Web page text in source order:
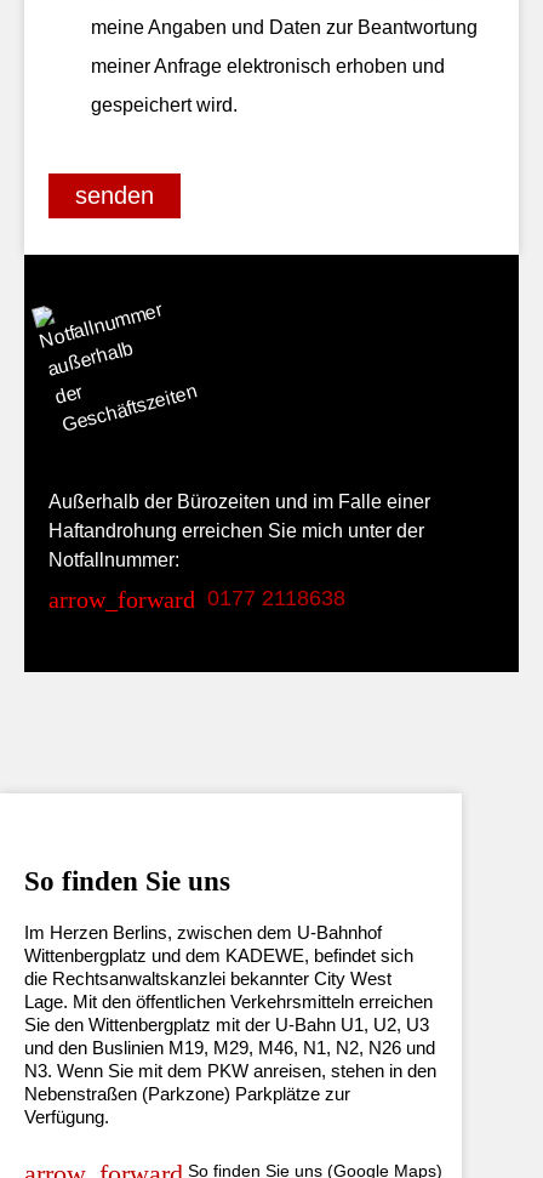
meine Angaben und Daten zur Beantwortung
meiner Anfrage elektronisch erhoben und
gespeichert wird.
senden
Außerhalb der Bürozeiten und im Falle einer
Haftandrohung erreichen Sie mich unter der
Notfallnummer:
0177 2118638
So finden Sie uns
Im Herzen Berlins, zwischen dem U-Bahnhof
Wittenbergplatz und dem KADEWE, befindet sich
die Rechtsanwaltskanzlei bekannter City West
Lage. Mit den öffentlichen Verkehrsmitteln erreichen
Sie den Wittenbergplatz mit der U-Bahn U1, U2, U3
und den Buslinien M19, M29, M46, N1, N2, N26 und
N3. Wenn Sie mit dem PKW anreisen, stehen in den
Nebenstraßen (Parkzone) Parkplätze zur
Verfügung.
So finden Sie uns (Google Maps)